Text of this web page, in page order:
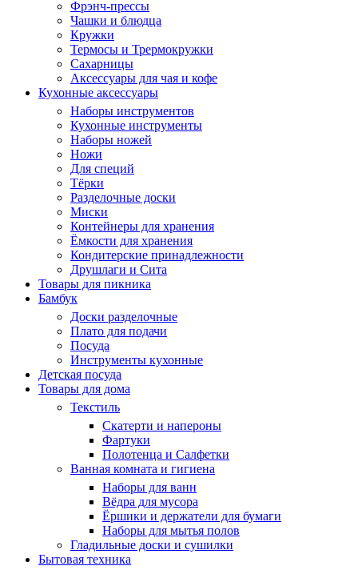
Фрэнч-прессы
Чашки и блюдца
Кружки
Термосы и Трермокружки
Сахарницы
Аксессуары для чая и кофе
Кухонные аксессуары
Наборы инструментов
Кухонные инструменты
Наборы ножей
Ножи
Для специй
Тёрки
Разделочные доски
Миски
Контейнеры для хранения
Ёмкости для хранения
Кондитерские принадлежности
Друшлаги и Сита
Товары для пикника
Бамбук
Доски разделочные
Плато для подачи
Посуда
Инструменты кухонные
Детская посуда
Товары для дома
Текстиль
Скатерти и напероны
Фартуки
Полотенца и Салфетки
Ванная комната и гигиена
Наборы для ванн
Вёдра для мусора
Ёршики и держатели для бумаги
Наборы для мытья полов
Гладильные доски и сушилки
Бытовая техника